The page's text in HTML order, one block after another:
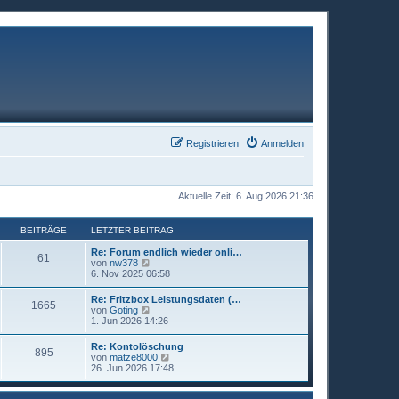
Anmelden
Registrieren
Aktuelle Zeit: 6. Aug 2026 21:36
BEITRÄGE LETZTER BEITRAG
61
Re: Forum endlich wieder onli…
von nw378
e
e
s
t
e
r
B
e
i
t
r
6. Nov 2025 06:58
1665
Re: Fritzbox Leistungsdaten (…
von Goting
e
s
t
e
r
B
1. Jun 2026 14:26
895
Re: Kontolöschung
von matze8000
e
e
26. Jun 2026 17:48